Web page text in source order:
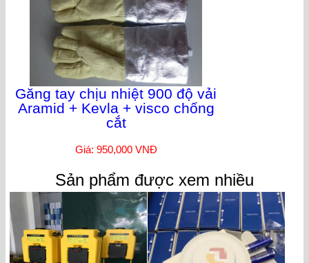
Găng tay chịu nhiệt 900 độ vải
Aramid + Kevla + visco chống
cắt
Giá: 950,000 VNĐ
Sản phẩm được xem nhiều